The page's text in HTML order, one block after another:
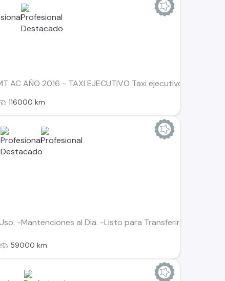
MT AC AÑO 2016 - TAXI EJECUTIVO Taxi ejecutivo
116000 km
-Mantenciones al Dia. -Listo para Transferir. -Entrega
59000 km